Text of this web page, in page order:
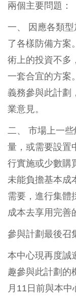
兩個主要問題：
一、 因應各類
了各樣防備方案
術上的投資不多
一套合宜的方案
義務參與此計劃
業意見。
二、 市場上一
量，或需要設置
行實施或少數購
未能負擔基本成
需要，進行集體
成本去享用完善
參與計劃最後召
本中心現再度誠
趣參與此計劃的
月11日前與本